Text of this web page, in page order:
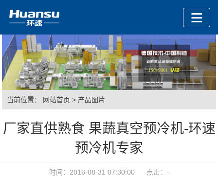
当前位置： 网站首页 > 产品图片
厂家直供熟食 果蔬真空预冷机-环速
预冷机专家
时间：2016-08-31 07:30:00 点击： -